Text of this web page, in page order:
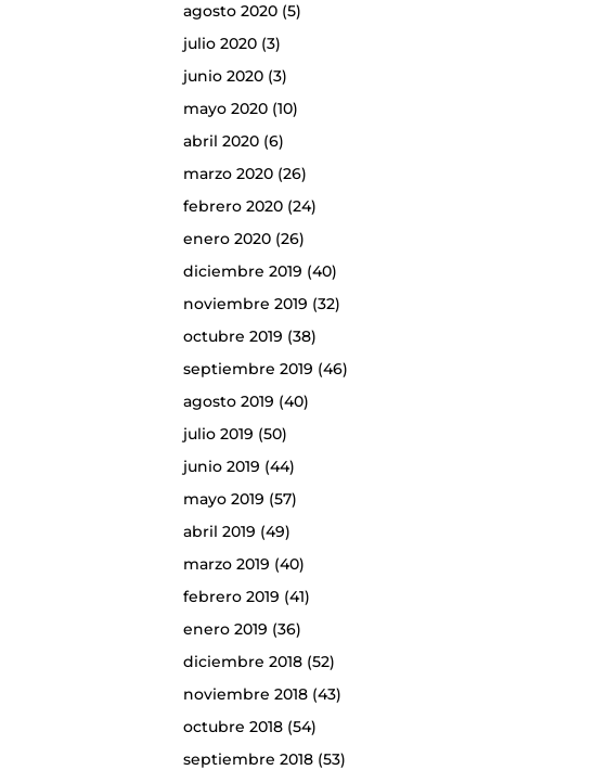
agosto 2020(5)
julio 2020(3)
junio 2020(3)
mayo 2020(10)
abril 2020(6)
marzo 2020(26)
febrero 2020(24)
enero 2020(26)
diciembre 2019 (40)
noviembre 2019 (32)
octubre 2019 (38)
septiembre 2019 (46)
agosto 2019 (40)
julio 2019 (50)
junio 2019 (44)
mayo 2019 (57)
abril 2019 (49)
marzo 2019 (40)
febrero 2019 (41)
enero 2019 (36)
diciembre 2018(52)
noviembre 2018(43)
octubre 2018(54)
septiembre 2018(53)